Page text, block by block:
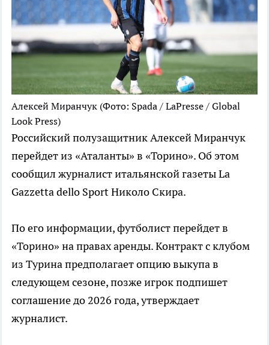
Алексей Миранчук (Фото: Spada / LaPresse / Global
Look Press)
Российский полузащитник Алексей Миранчук
перейдет из «Аталанты» в «Торино». Об этом
сообщил журналист итальянской газеты La
Gazzetta dello Sport Николо Скира.
По его информации, футболист перейдет в
«Торино» на правах аренды. Контракт с клубом
из Турина предполагает опцию выкупа в
следующем сезоне, позже игрок подпишет
соглашение до 2026 года, утверждает
журналист.